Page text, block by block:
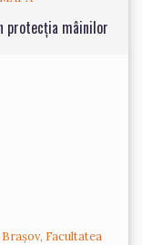
protecția mâinilor
Facultatea